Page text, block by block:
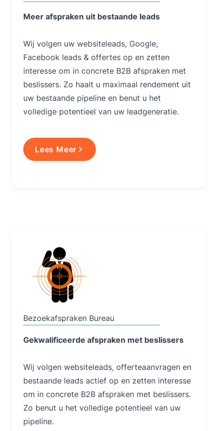
Meer afspraken uit bestaande leads
Wij volgen uw websiteleads, Google,
Facebook leads & offertes op en zetten
interesse om in concrete B2B afspraken met
beslissers. Zo haalt u maximaal rendement uit
uw bestaande pipeline en benut u het
volledige potentieel van uw leadgeneratie.
Lees Meer
Bezoekafspraken Bureau
Gekwalificeerde afspraken met beslissers
Wij volgen websiteleads, offerteaanvragen en
bestaande leads actief op en zetten interesse
om in concrete B2B afspraken met beslissers.
Zo benut u het volledige potentieel van uw
pipeline.